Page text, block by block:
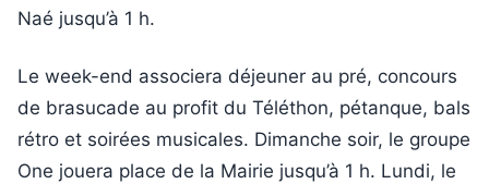
Naé jusqu’à 1 h.
Le week-end associera déjeuner au pré, concours
de brasucade au profit du Téléthon, pétanque, bals
rétro et soirées musicales. Dimanche soir, le groupe
One jouera place de la Mairie jusqu’à 1 h. Lundi, le